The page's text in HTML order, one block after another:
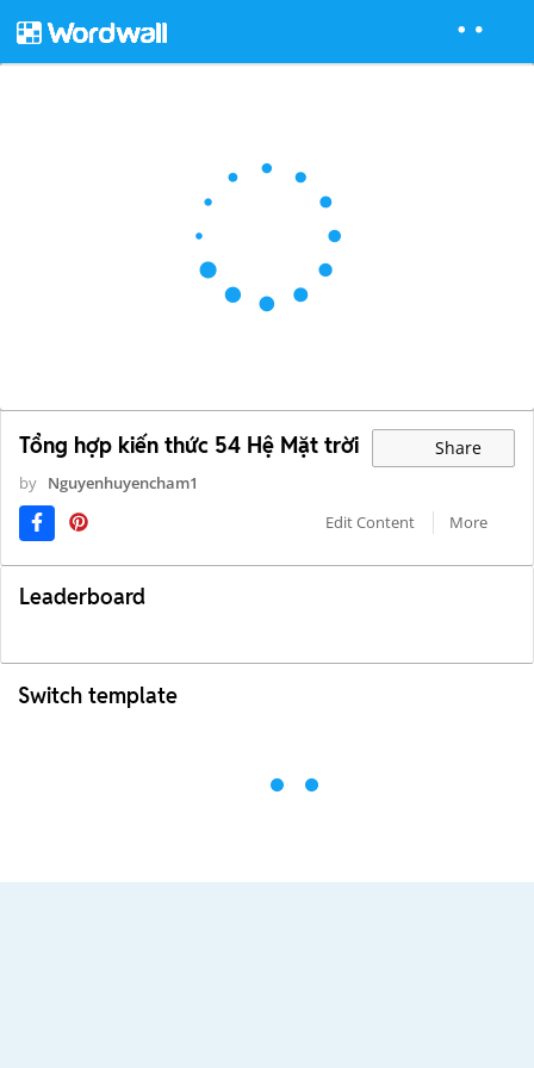
Tổng hợp kiến ​​thức 54 Hệ Mặt trời Share
by Nguyenhuyencham1
Edit Content
More
Leaderboard
Switch template